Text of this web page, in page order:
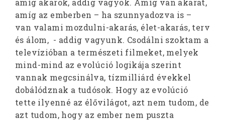
amíg az emberben – ha szunnyadozva is –
van valami mozdulni-akarás, élet-akarás, terv
és álom, - addig vagyunk. Csodálni szoktam a
televízióban a természeti filmeket, melyek
mind-mind az evolúció logikája szerint
vannak megcsinálva, tízmilliárd évekkel
dobálódznak a tudósok. Hogy az evolúció
tette ilyenné az élővilágot, azt nem tudom, de
azt tudom, hogy az ember nem puszta